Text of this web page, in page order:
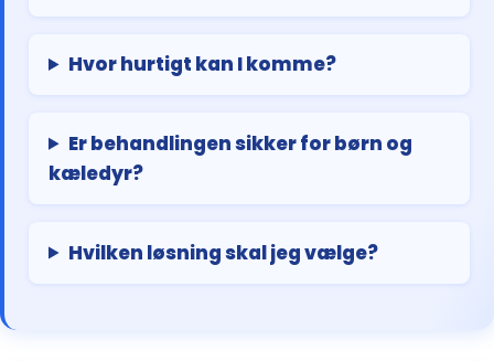
Hvor hurtigt kan I komme?
Er behandlingen sikker for børn og
kæledyr?
Hvilken løsning skal jeg vælge?